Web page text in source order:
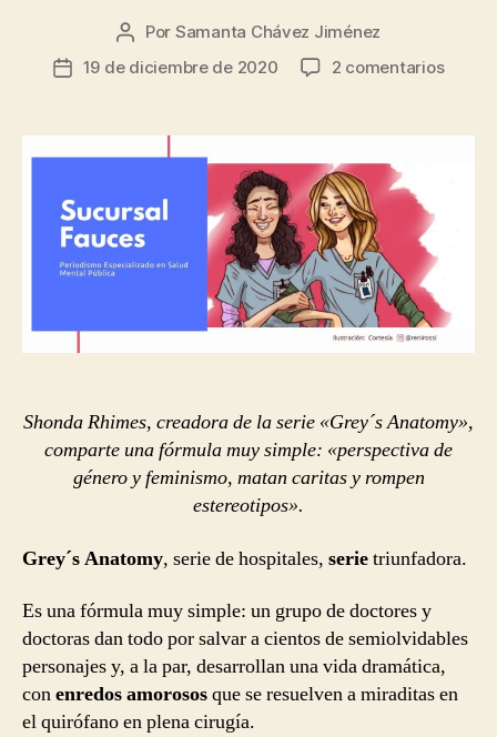
Autor
de
Por Samanta Chávez Jiménez
Fecha
entrada
19 de diciembre de 2020 2 comentariosen
Grey,
Shonda Rhimes, creadora de la serie «Grey´s Anatomy»,
comparte una fórmula muy simple: «perspectiva de
género y feminismo, matan caritas y rompen
estereotipos».
Grey´s Anatomy, serie de hospitales, serietriunfadora.
Es una fórmula muy simple: un grupo de doctores y
doctoras dan todo por salvar a cientos de semiolvidables
personajes y, a la par, desarrollan una vida dramática,
conenredos amorososque se resuelven a miraditas en
el quirófano en plena cirugía.